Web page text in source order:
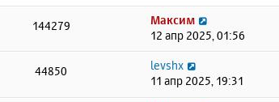
144279
Максим
12 апр 2025, 01:56
44850
levshx
11 апр 2025, 19:31